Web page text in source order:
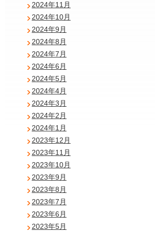
2024年11月
2024年10月
2024年9月
2024年8月
2024年7月
2024年6月
2024年5月
2024年4月
2024年3月
2024年2月
2024年1月
2023年12月
2023年11月
2023年10月
2023年9月
2023年8月
2023年7月
2023年6月
2023年5月